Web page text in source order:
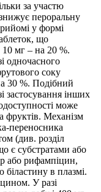
за участю
пероральну
у формі
що
мг – на 20 %.
одночасного
соку
30 %. Подібний
застосування інших
може
фруктів. Механізм
переносника
(див. розділ
є субстратами або
або рифампіцин,
в плазмі.
У разі